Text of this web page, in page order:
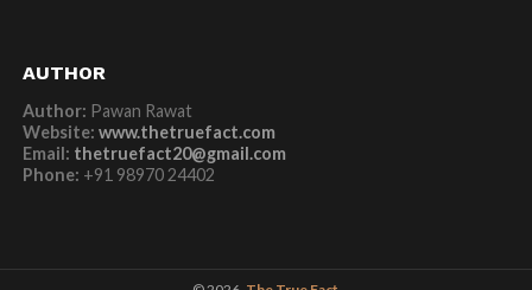
AUTHOR
Author: Pawan Rawat
Website: www.thetruefact.com
Email: thetruefact20@gmail.com
Phone: +91 98970 24402